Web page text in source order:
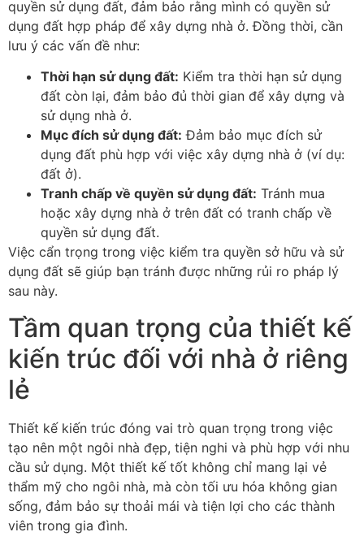
quyền sử dụng đất, đảm bảo rằng mình có quyền sử
dụng đất hợp pháp để xây dựng nhà ở. Đồng thời, cần
lưu ý các vấn đề như:
Thời hạn sử dụng đất: Kiểm tra thời hạn sử dụng
đất còn lại, đảm bảo đủ thời gian để xây dựng và
sử dụng nhà ở.
Mục đích sử dụng đất: Đảm bảo mục đích sử
dụng đất phù hợp với việc xây dựng nhà ở (ví dụ:
đất ở).
Tranh chấp về quyền sử dụng đất: Tránh mua
hoặc xây dựng nhà ở trên đất có tranh chấp về
quyền sử dụng đất.
Việc cẩn trọng trong việc kiểm tra quyền sở hữu và sử
dụng đất sẽ giúp bạn tránh được những rủi ro pháp lý
sau này.
Tầm quan trọng của thiết kế
kiến trúc đối với nhà ở riêng
lẻ
Thiết kế kiến trúc đóng vai trò quan trọng trong việc
tạo nên một ngôi nhà đẹp, tiện nghi và phù hợp với nhu
cầu sử dụng. Một thiết kế tốt không chỉ mang lại vẻ
thẩm mỹ cho ngôi nhà, mà còn tối ưu hóa không gian
sống, đảm bảo sự thoải mái và tiện lợi cho các thành
viên trong gia đình.